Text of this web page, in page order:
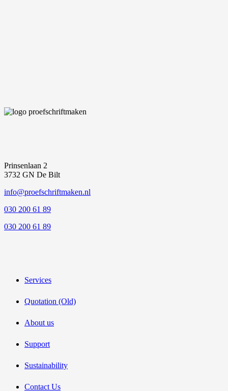
Prinsenlaan 2
3732 GN De Bilt
info@proefschriftmaken.nl
030 200 61 89
030 200 61 89
Services
Quotation (Old)
About us
Support
Sustainability
Contact Us